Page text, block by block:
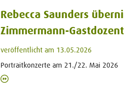
Rebecca Saunders
Zimmermann-
veröffentlicht am 13.05.2026
Portraitkonzerte am 21./22. Mai 2026